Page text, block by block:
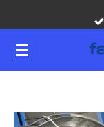
naar
de